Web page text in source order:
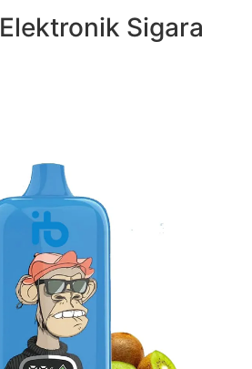
Sigara